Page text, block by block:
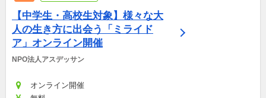
【中学生・高校生対象】様々な大
人の生き方に出会う「ミライド
ア」オンライン開催
NPO法人アスデッサン
オンライン開催